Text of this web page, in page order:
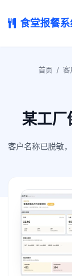
食堂报餐
首页 / 客
某工厂
客户名称已脱敏